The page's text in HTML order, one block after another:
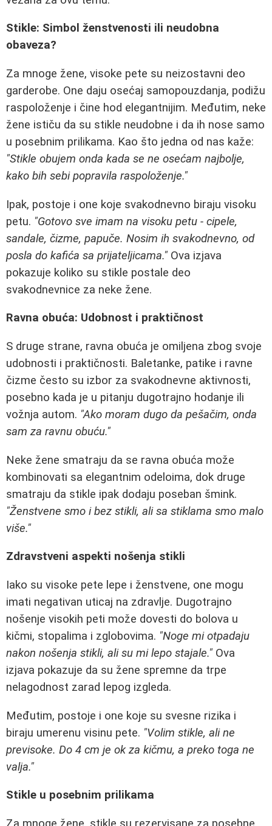
Stikle: Simbol ženstvenosti ili neudobna
obaveza?
Za mnoge žene, visoke pete su neizostavni deo
garderobe. One daju osećaj samopouzdanja, podižu
raspoloženje i čine hod elegantnijim. Međutim, neke
žene ističu da su stikle neudobne i da ih nose samo
u posebnim prilikama. Kao što jedna od nas kaže:
"Stikle obujem onda kada se ne osećam najbolje,
kako bih sebi popravila raspoloženje."
Ipak, postoje i one koje svakodnevno biraju visoku
petu. "Gotovo sve imam na visoku petu - cipele,
sandale, čizme, papuče. Nosim ih svakodnevno, od
posla do kafića sa prijateljicama." Ova izjava
pokazuje koliko su stikle postale deo
svakodnevnice za neke žene.
Ravna obuća: Udobnost i praktičnost
S druge strane, ravna obuća je omiljena zbog svoje
udobnosti i praktičnosti. Baletanke, patike i ravne
čizme često su izbor za svakodnevne aktivnosti,
posebno kada je u pitanju dugotrajno hodanje ili
vožnja autom. "Ako moram dugo da pešačim, onda
sam za ravnu obuću."
Neke žene smatraju da se ravna obuća može
kombinovati sa elegantnim odeloima, dok druge
smatraju da stikle ipak dodaju poseban šmink.
"Ženstvene smo i bez stikli, ali sa stiklama smo malo
više."
Zdravstveni aspekti nošenja stikli
Iako su visoke pete lepe i ženstvene, one mogu
imati negativan uticaj na zdravlje. Dugotrajno
nošenje visokih peti može dovesti do bolova u
kičmi, stopalima i zglobovima. "Noge mi otpadaju
nakon nošenja stikli, ali su mi lepo stajale." Ova
izjava pokazuje da su žene spremne da trpe
nelagodnost zarad lepog izgleda.
Međutim, postoje i one koje su svesne rizika i
biraju umerenu visinu pete. "Volim stikle, ali ne
previsoke. Do 4 cm je ok za kičmu, a preko toga ne
valja."
Stikle u posebnim prilikama